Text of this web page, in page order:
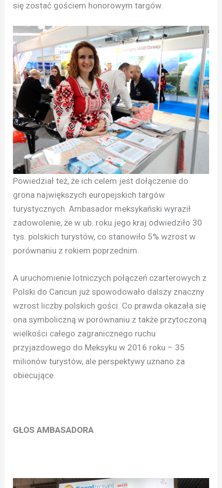
się zostać gościem honorowym targów.
Powiedział też, że ich celem jest dołączenie do
grona największych europejskich targów
turystycznych. Ambasador meksykański wyraził
zadowolenie, że w ub. roku jego kraj odwiedziło 30
tys. polskich turystów, co stanowiło 5% wzrost w
porównaniu z rokiem poprzednim.
A uruchomienie lotniczych połączeń czarterowych z
Polski do Cancun już spowodowało dalszy znaczny
wzrost liczby polskich gości. Co prawda okazała się
ona symboliczną w porównaniu z także przytoczoną
wielkości całego zagranicznego ruchu
przyjazdowego do Meksyku w 2016 roku – 35
milionów turystów, ale perspektywy uznano za
obiecujące.
GŁOS AMBASADORA